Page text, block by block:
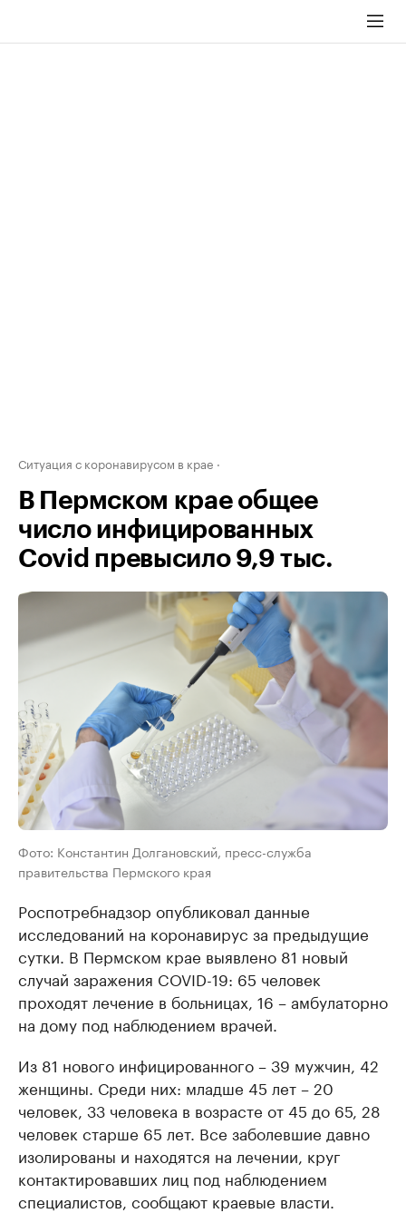
Ситуация с коронавирусом в крае
В Пермском крае общее
число инфицированных
Covid превысило 9,9 тыс.
Фото: Константин Долгановский, пресс-служба
правительства Пермского края
Роспотребнадзор опубликовал данные
исследований на коронавирус за предыдущие
сутки. В Пермском крае выявлено 81 новый
случай заражения COVID-19: 65 человек
проходят лечение в больницах, 16 – амбулаторно
на дому под наблюдением врачей.
Из 81 нового инфицированного – 39 мужчин, 42
женщины. Среди них: младше 45 лет – 20
человек, 33 человека в возрасте от 45 до 65, 28
человек старше 65 лет. Все заболевшие давно
изолированы и находятся на лечении, круг
контактировавших лиц под наблюдением
специалистов, сообщают краевые власти.